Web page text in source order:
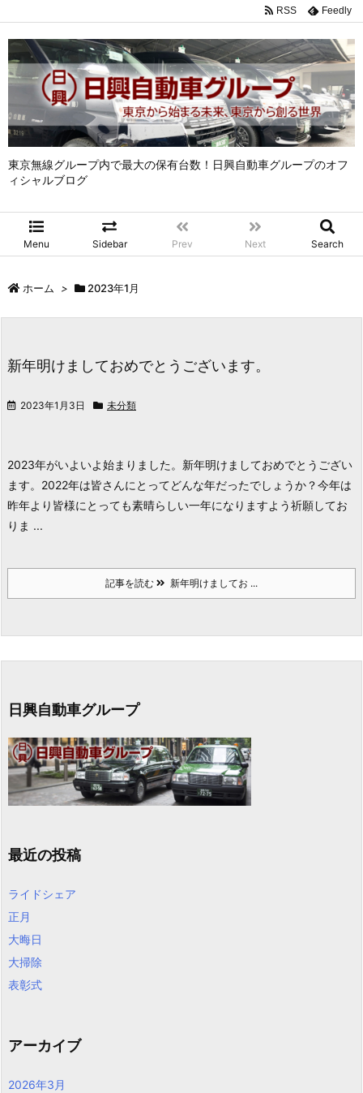
東京無線グループ内で最大の保有台数！日興自動車グループのオフ
ィシャルブログ
Menu Sidebar Prev Next Search
RSS Feedly
ホーム > 2023年1月
新年明けましておめでとうございます。
2023年1月3日 未分類
2023年がいよいよ始まりました。 新年明けましておめでとうござい
ます。 2022年は皆さんにとってどんな年だったでしょうか？今年は
昨年より皆様にとっても素晴らしい一年になりますよう祈願してお
りま ...
記事を読む 新年明けましてお ...
日興自動車グループ
最近の投稿
ライドシェア
正月
大晦日
大掃除
表彰式
アーカイブ
2026年3月